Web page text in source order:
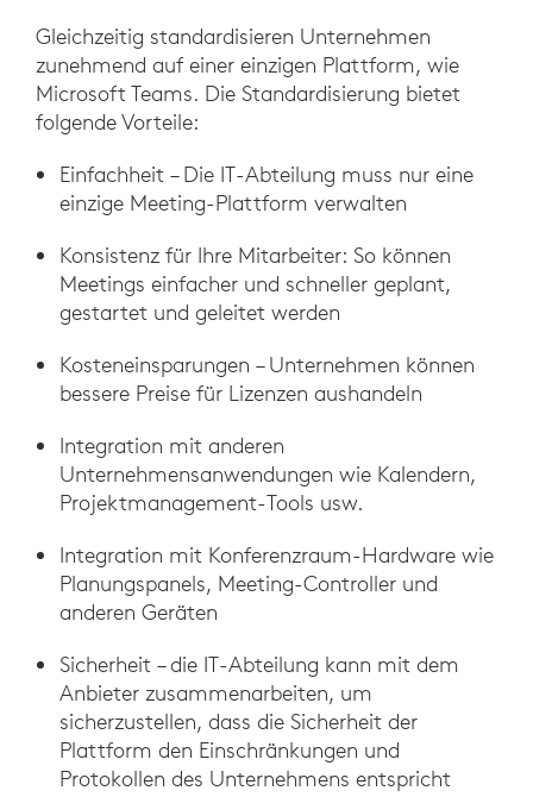
Gleichzeitig standardisieren Unternehmen
zunehmend auf einer einzigen Plattform, wie
Microsoft Teams. Die Standardisierung bietet
folgende Vorteile:
Einfachheit – Die IT-Abteilung muss nur eine
einzige Meeting-Plattform verwalten
Konsistenz für Ihre Mitarbeiter: So können
Meetings einfacher und schneller geplant,
gestartet und geleitet werden
Kosteneinsparungen – Unternehmen können
bessere Preise für Lizenzen aushandeln
Integration mit anderen
Unternehmensanwendungen wie Kalendern,
Projektmanagement-Tools usw.
Integration mit Konferenzraum-Hardware wie
Planungspanels, Meeting-Controller und
anderen Geräten
Sicherheit – die IT-Abteilung kann mit dem
Anbieter zusammenarbeiten, um
sicherzustellen, dass die Sicherheit der
Plattform den Einschränkungen und
Protokollen des Unternehmens entspricht